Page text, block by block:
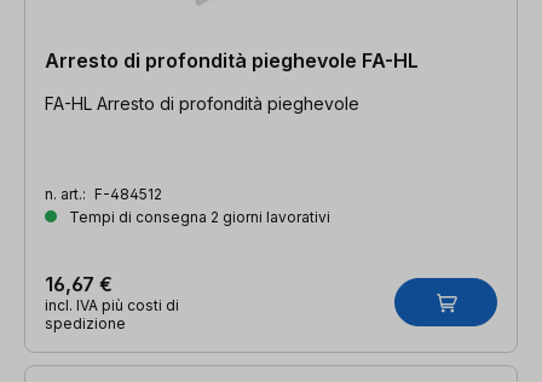
Arresto di profondità pieghevole FA-HL
FA-HL Arresto di profondità pieghevole
n. art.: F-484512
Tempi di consegna 2 giorni lavorativi
16,67 €
incl. IVA più costi di
spedizione